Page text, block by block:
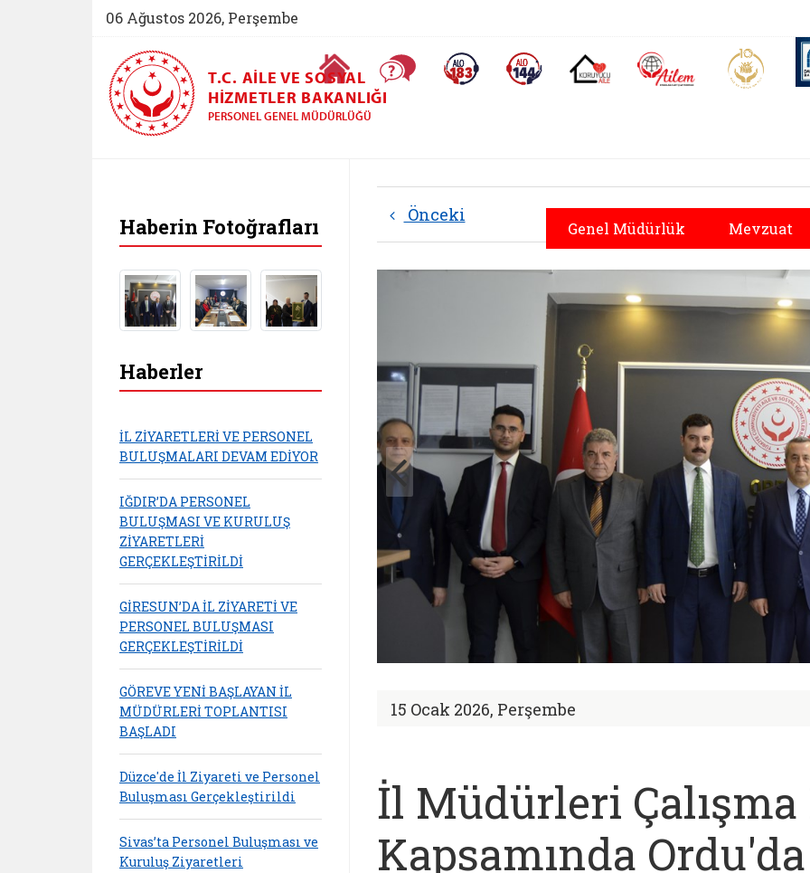
06 Ağustos 2026, Perşembe
Ana Sayfa Sıkça Sorulan SorularAlo 183 (yeni sekmede açılır)Alo 144 (yeni sekmede açılır)Koruyucu Aile (yeni sekmede açılır)
AİLEM İletişim Aile ve
T.C. AILE VE SOSYAL
HIZMETLER BAKANLIĞI
PERSONEL GENEL MÜDÜRLÜĞÜ
Genel Müdürlük Mevzuat
Önceki
15 Ocak 2026, Perşembe
İl Müdürleri
Kapsamında
Haberin Fotoğrafları
Haberler
İL ZİYARETLERİ VE PERSONEL
BULUŞMALARI DEVAM EDİYOR
IĞDIR’DA PERSONEL
BULUŞMASI VE KURULUŞ
ZİYARETLERİ
GERÇEKLEŞTİRİLDİ
GİRESUN’DA İL ZİYARETİ VE
PERSONEL BULUŞMASI
GERÇEKLEŞTİRİLDİ
GÖREVE YENİ BAŞLAYAN İL
MÜDÜRLERİ TOPLANTISI
BAŞLADI
Düzce'de İl Ziyareti ve Personel
Buluşması Gerçekleştirildi
Sivas’ta Personel Buluşması ve
Kuruluş Ziyaretleri